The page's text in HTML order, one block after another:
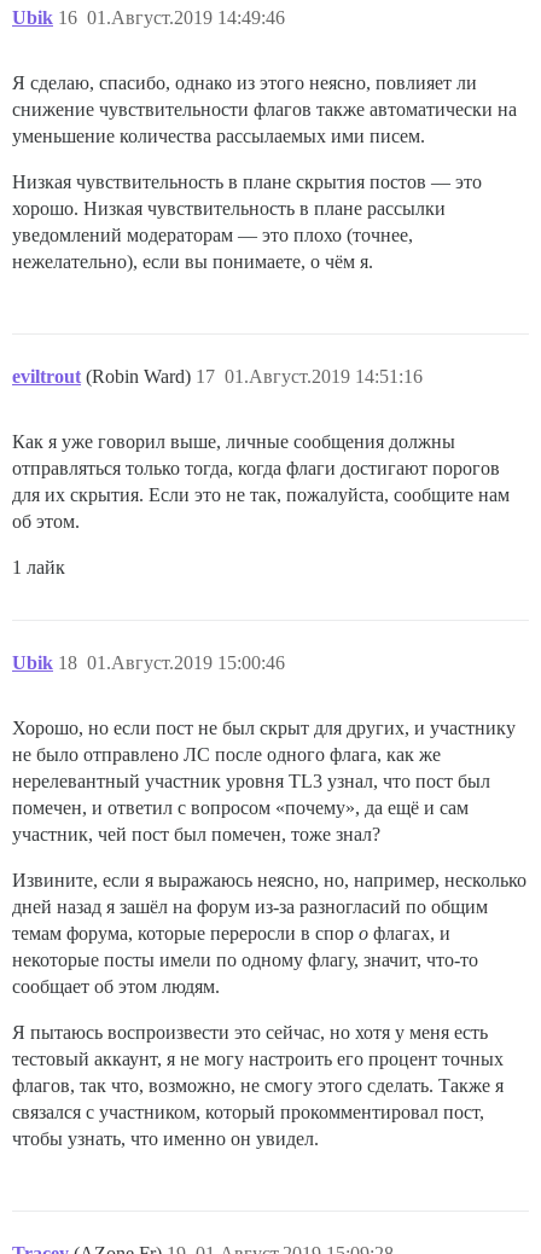
Ubik 01.Август.2019 14:49:46
16
Я сделаю, спасибо, однако из этого неясно, повлияет ли
снижение чувствительности флагов также автоматически на
уменьшение количества рассылаемых ими писем.
Низкая чувствительность в плане скрытия постов — это
хорошо. Низкая чувствительность в плане рассылки
уведомлений модераторам — это плохо (точнее,
нежелательно), если вы понимаете, о чём я.
eviltrout (Robin Ward) 01.Август.2019 14:51:16
17
Как я уже говорил выше, личные сообщения должны
отправляться только тогда, когда флаги достигают порогов
для их скрытия. Если это не так, пожалуйста, сообщите нам
об этом.
1 лайк
Ubik 01.Август.2019 15:00:46
18
Хорошо, но если пост не был скрыт для других, и участнику
не было отправлено ЛС после одного флага, как же
нерелевантный участник уровня TL3 узнал, что пост был
помечен, и ответил с вопросом «почему», да ещё и сам
участник, чей пост был помечен, тоже знал?
Извините, если я выражаюсь неясно, но, например, несколько
дней назад я зашёл на форум из-за разногласий по общим
темам форума, которые переросли в спор о флагах, и
некоторые посты имели по одному флагу, значит, что-то
сообщает об этом людям.
Я пытаюсь воспроизвести это сейчас, но хотя у меня есть
тестовый аккаунт, я не могу настроить его процент точных
флагов, так что, возможно, не смогу этого сделать. Также я
связался с участником, который прокомментировал пост,
чтобы узнать, что именно он увидел.